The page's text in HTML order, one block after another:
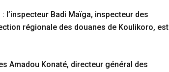
l’inspecteur Badi Maïga, inspecteur des
régionale des douanes de Koulikoro, est
Amadou Konaté, directeur général des